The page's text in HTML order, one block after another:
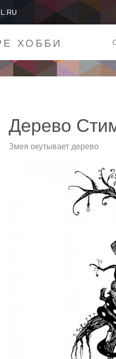
ХОББИ
Дерево
Змея окутывает дерево